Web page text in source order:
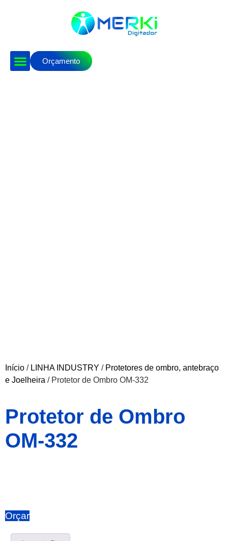
Orçamento
Início / LINHA INDUSTRY / Protetores de ombro, antebraço
e Joelheira / Protetor de Ombro OM-332
Protetor de Ombro
OM-332
Orçar